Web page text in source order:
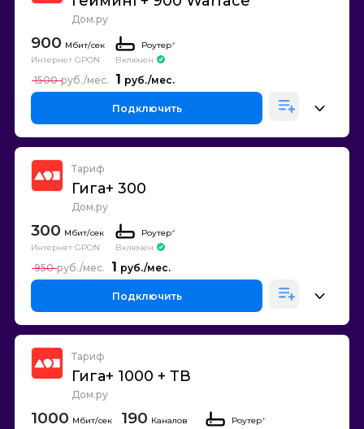
Дом.ру
900
Интернет GPON
Роутер*
Включен
1
1500
Подключить
Тариф
Гига+ 300
Дом.ру
300
Интернет GPON
Роутер*
Включен
1
950
Подключить
Тариф
Гига+ 1000 + ТВ
Дом.ру
1000 190 Каналов
Роутер*